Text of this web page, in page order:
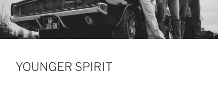
YOUNGER SPIRIT